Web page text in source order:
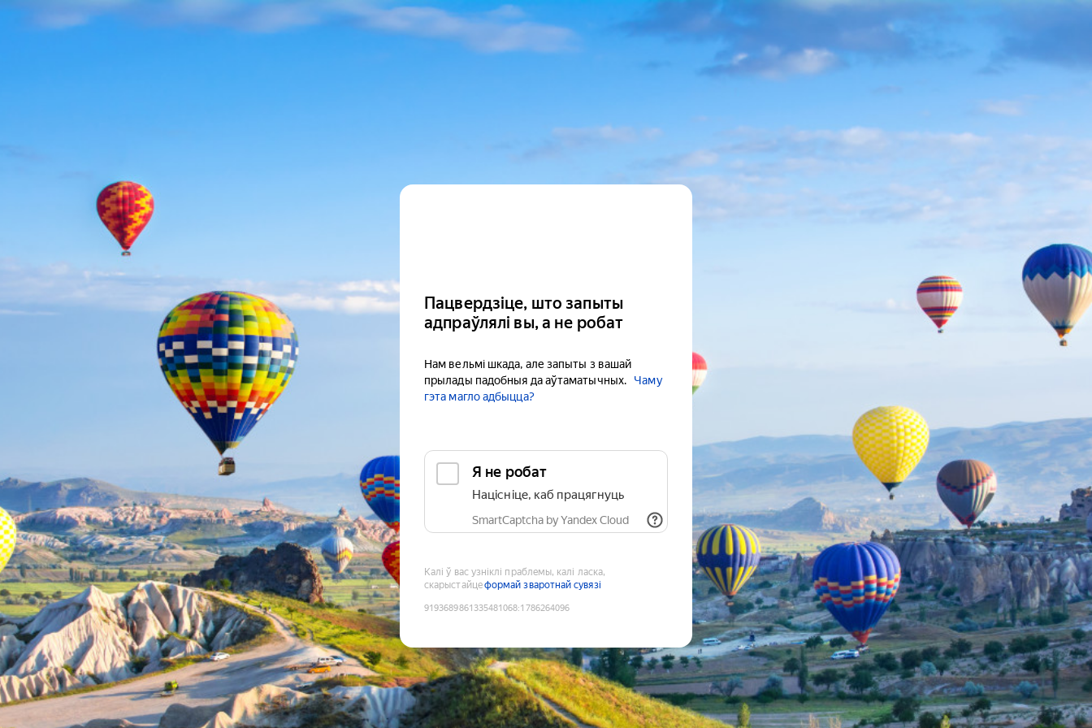
Пацвердзіце, што запыты
адпраўлялі вы, а не робат
Нам вельмі шкада, але запыты з вашай
прылады падобныя да аўтаматычных.
Чаму
гэта магло адбыцца?
Я не робат
Націсніце, каб працягнуць
SmartCaptcha by Yandex Cloud
Калі ў вас узніклі праблемы, калі ласка,
скарыстайцеформай зваротнай сувязі
9193689861335481068:1786264096